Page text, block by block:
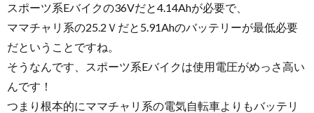
スポーツ系Eバイクの36Vだと4.14Ahが必要で、
ママチャリ系の25.2Ｖだと5.91Ahのバッテリーが最低必要
だということですね。
そうなんです、スポーツ系Eバイクは使用電圧がめっさ高い
んです！
つまり根本的にママチャリ系の電気自転車よりもバッテリ